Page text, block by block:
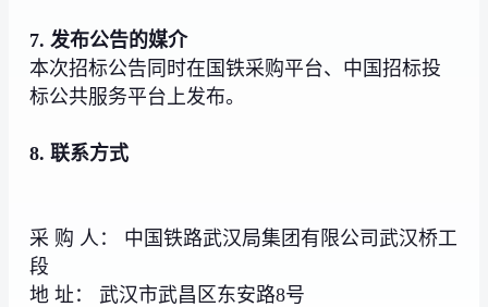
7. 发布公告的媒介
本次招标公告同时在国铁采购平台、中国招标投
标公共服务平台上发布。
8. 联系方式
采 购 人： 中国铁路武汉局集团有限公司武汉桥工
段
地 址： 武汉市武昌区东安路8号